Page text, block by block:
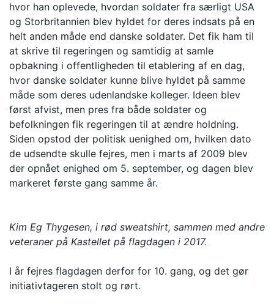
hvor han oplevede, hvordan soldater fra særligt USA
og Storbritannien blev hyldet for deres indsats på en
helt anden måde end danske soldater. Det fik ham til
at skrive til regeringen og samtidig at samle
opbakning i offentligheden til etablering af en dag,
hvor danske soldater kunne blive hyldet på samme
måde som deres udenlandske kolleger. Ideen blev
først afvist, men pres fra både soldater og
befolkningen fik regeringen til at ændre holdning.
Siden opstod der politisk uenighed om, hvilken dato
de udsendte skulle fejres, men i marts af 2009 blev
der opnået enighed om 5. september, og dagen blev
markeret første gang samme år.
Kim Eg Thygesen, i rød sweatshirt, sammen med andre
veteraner på Kastellet på flagdagen i 2017.
I år fejres flagdagen derfor for 10. gang, og det gør
initiativtageren stolt og rørt.